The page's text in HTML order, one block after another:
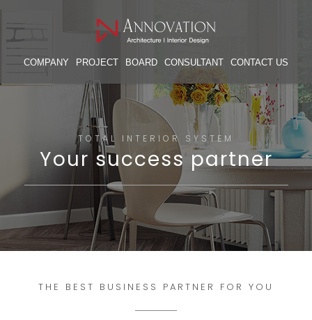
COMPANY PROJECT BOARD CONSULTANT CONTACT US
TOTAL INTERIOR SYSTEM
Your success partner
THE BEST BUSINESS PARTNER FOR YOU